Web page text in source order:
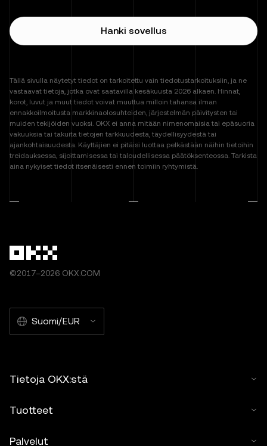
Hanki sovellus
Tällä sivulla näytetyt tiedot on tarkoitettu vain tiedotustarkoituksiin, ja ne
vastaavat tietoja, jotka ovat saatavilla kesäkuusta 2026 alkaen. Hinnat,
korot, luvut ja muut tiedot voivat muuttua milloin tahansa ilman
ennakkoilmoitusta markkinaolosuhteiden, järjestelmän päivitysten tai
muiden tekijöiden vuoksi. OKX ei anna mitään nimenomaisia tai epäsuoria
vakuuksia tai takuita tietojen tarkkuudesta, täydellisyydestä tai
ajankohtaisuudesta. Käyttäjien ei pitäisi luottaa pelkästään näihin tietoihin
treidauksessa, sijoittamisessa tai taloudellisessa päätöksenteossa. Tarkista
aina nykyiset tiedot itsenäisesti ennen toimiin ryhtymistä.
©2017–2026 OKX.COM
Suomi/EUR
Tietoja OKX:stä
Tuotteet
Palvelut